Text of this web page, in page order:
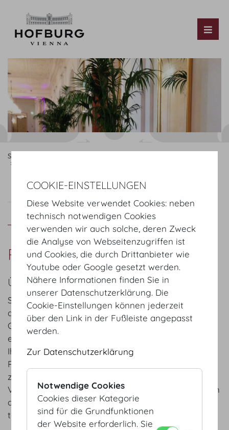
Startseite
blumenkultur Doll's Blumen
Plantical GmbH
Plantical GmbH
ÜBER UNS
Seit vielen Jahren gelingt es uns, Veranstaltungen
durch unsere Grünpflanzen und
Grünpflanzendekorationen zu begleiten, und ihnen
einen unvergesslichen Charakter zu verleihen.
Ihnen stehen mehrere hundert ausgesuchte
Pflanzen und eine Vielzahl wunderschöner Gefäße
zur Verfügung. Wir unterstützen Sie bei der
Veranstaltungsplanung und -umsetzung hinsichtlich
der Gründekoration durch unkomplizierte und
termingenaue Leistungen unsererseits.
COOKIE-EINSTELLUNGEN
Diese Website verwendet Cookies: neben
technisch notwendigen Cookies
verwenden wir auch solche, deren Zweck
die Analyse von Webseitenzugriffen ist
und Cookies, die durch Drittanbieter wie
Youtube oder Google gesetzt werden.
Nähere Informationen finden Sie in
unserer Datenschutzerklärung. Die
Cookie-Einstellungen können jederzeit
über den Link in der Fußleiste angepasst
werden.
Zur Datenschutzerklärung
Notwendige Cookies
Cookies dieser Kategorie
sind für die Grundfunktionen
der Website erforderlich. Sie